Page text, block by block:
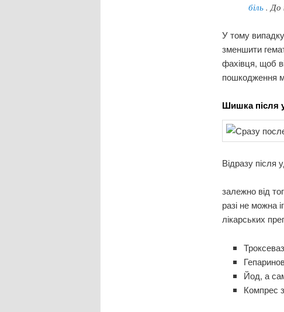
біль . До
У тому
зменшити
фахівця, щоб
пошкодження
Шишка після
Відразу після
залежно від
разі не можна
лікарських
Йод, а
Компрес